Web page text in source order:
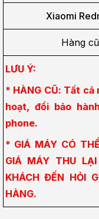
Xiaomi
Hàng
LƯU Ý:
* HÀNG CŨ: Tất
hoạt, đổi bảo
phone.
* GIÁ MÁY CÓ
GIÁ MÁY THU
KHÁCH ĐẾN HỎI
HÀNG.